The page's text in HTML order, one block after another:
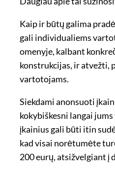
Kaip ir būtų galima
gali individualiems
omenyje, kalbant
konstrukcijas, ir atvežti,
vartotojams.
Siekdami anonsuoti
kokybiškesni langai
įkainius gali būti itin
kad visai norėtumėte
200 eurų, atsižvelgiant į